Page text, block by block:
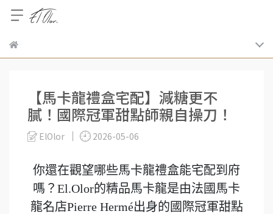
【馬卡龍禮盒宅配】減糖更不
膩！國際冠軍甜點師親自操刀！
ElOlor 2026-05-06
你還在觀望哪些馬卡龍禮盒能宅配到府
嗎？El.Olor的精品馬卡龍是由法國馬卡
龍名店Pierre Hermé出身的國際冠軍甜點